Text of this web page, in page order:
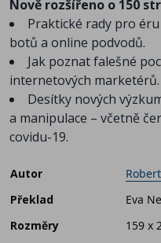
Nově rozšířeno o 150
Praktické rady pro
botů a online podvodů.
Jak poznat falešné
internetových marketérů.
Desítky nových
a manipulace – včetně
covidu-19.
Autor
Překlad
Eva
Rozměry
159 x